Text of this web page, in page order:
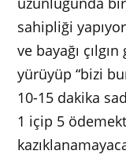
sahipliği
ve bayağı
yürüyüp “bizi
10-15 dakika
1 içip 5